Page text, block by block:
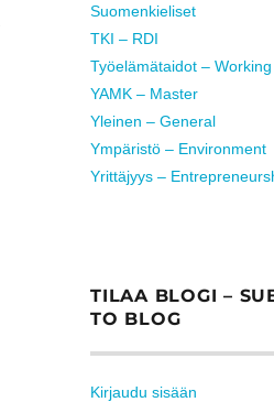
Suomenkieliset
TKI – RDI
Työelämätaidot –
YAMK – Master
Yleinen – General
Ympäristö – Environment
Yrittäjyys –
TILAA BLOGI –
TO BLOG
Kirjaudu sisään